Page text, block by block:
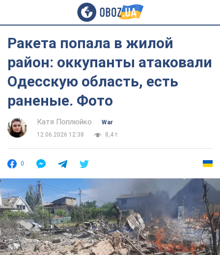
Ракета попала в жилой
район: оккупанты атаковали
Одесскую область, есть
раненые. Фото
Катя Поплюйко
War
12.06.2026 12:38
8,4 т.
0